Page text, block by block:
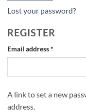
Lost your password?
REGISTER
Email address*
A link to set a new
address.